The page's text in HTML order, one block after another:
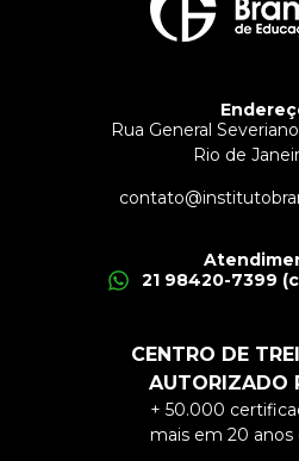
Rua General
Rio de
21 98420-7399
CENTRO DE
AUTORIZADO
+ 50.000
mais em 20 anos